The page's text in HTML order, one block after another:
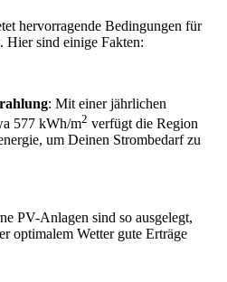
hervorragende Bedingungen für
Hier sind einige Fakten:
: Mit einer jährlichen
577 kWh/m2 verfügt die Region
um Deinen Strombedarf zu
PV-Anlagen sind so ausgelegt,
optimalem Wetter gute Erträge